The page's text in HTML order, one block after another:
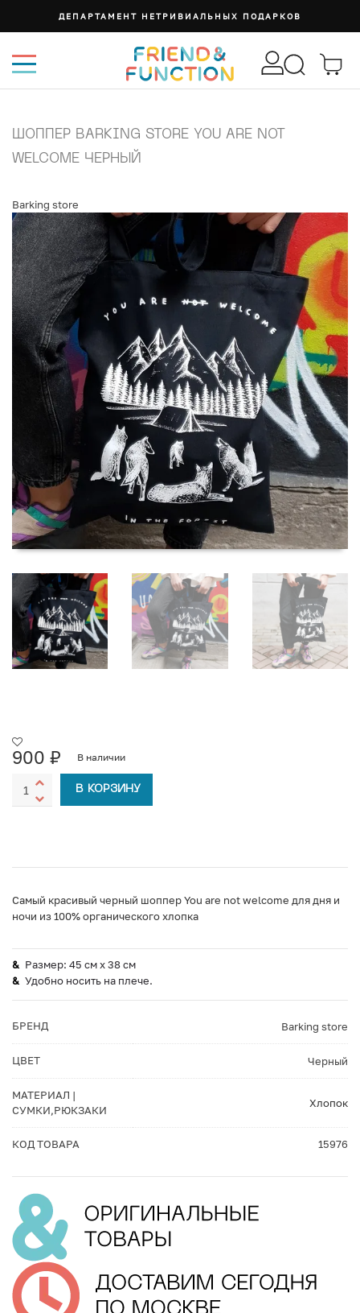
ДЕПАРТАМЕНТ НЕТРИВИАЛЬНЫХ ПОДАРКОВ
ШОППЕР BARKING STORE YOU ARE NOT
WELCOME ЧЕРНЫЙ
Barking store
900 ₽ В наличии
В КОРЗИНУ
Самый красивый черный шоппер You are not welcome для дня и
ночи из 100% органического хлопка
Размер: 45 см х 38 см
Удобно носить на плече.
БРЕНД Barking store
ЦВЕТ Черный
МАТЕРИАЛ |
СУМКИ,РЮКЗАКИ
Хлопок
КОД ТОВАРА 15976